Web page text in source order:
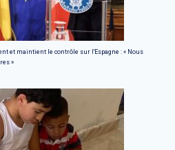
et maintient le contrôle sur l'Espagne : « Nous
»